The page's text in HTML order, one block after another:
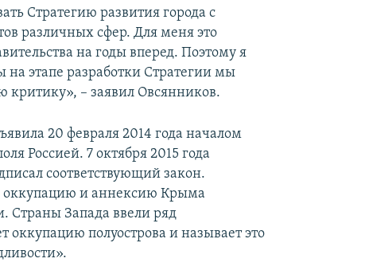
Стратегию развития города с
различных сфер. Для меня это
на годы вперед. Поэтому я
на этапе разработки Стратегии мы
критику», – заявил Овсянников.
20 февраля 2014 года началом
Россией. 7 октября 2015 года
соответствующий закон.
и аннексию Крыма
Страны Запада ввели ряд
оккупацию полуострова и называет это